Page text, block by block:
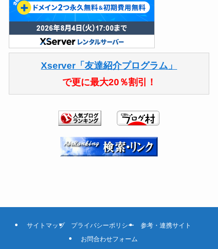
Xserver「友達紹介プログラム」
で更に最大20％割引！
サイトマップ プライバシーポリシー
参考・連携サイト
お問合わせフォーム